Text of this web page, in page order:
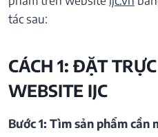
tác sau:
CÁCH 1: ĐẶT
WEBSITE IJC
Bước 1: Tìm sản phẩm cần